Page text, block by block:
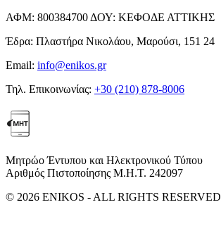
ΑΦΜ: 800384700 ΔΟΥ: ΚΕΦΟΔΕ ΑΤΤΙΚΗΣ
Έδρα: Πλαστήρα Νικολάου, Μαρούσι, 151 24
Email: info@enikos.gr
Τηλ. Επικοινωνίας: +30 (210) 878-8006
Μητρώο Έντυπου και Ηλεκτρονικού Τύπου
Αριθμός Πιστοποίησης Μ.Η.Τ. 242097
© 2026 ENIKOS - ALL RIGHTS RESERVED